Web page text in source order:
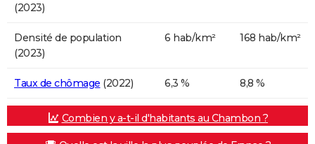
(2023)
Densité de population
(2023)
6 hab/km² 168 hab/km²
Taux de chômage (2022) 6,3 % 8,8 %
Combien y a-t-il d'habitants au Chambon ?